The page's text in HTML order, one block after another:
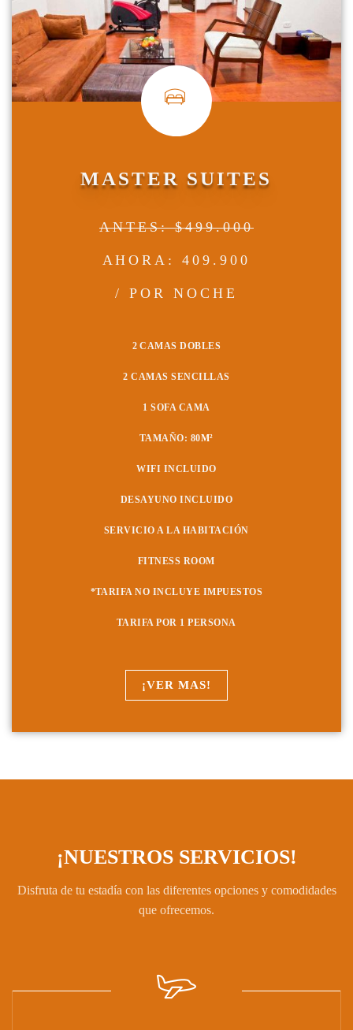
MASTER SUITES
ANTES: $499.000
AHORA: 409.900
/ POR NOCHE
2 CAMAS DOBLES
2 CAMAS SENCILLAS
1 SOFA CAMA
TAMAÑO: 80M²
WIFI INCLUIDO
DESAYUNO INCLUIDO
SERVICIO A LA HABITACIÓN
FITNESS ROOM
*TARIFA NO INCLUYE IMPUESTOS
TARIFA POR 1 PERSONA
¡VER MAS!
¡NUESTROS SERVICIOS!
Disfruta de tu estadía con las diferentes opciones y comodidades
que ofrecemos.